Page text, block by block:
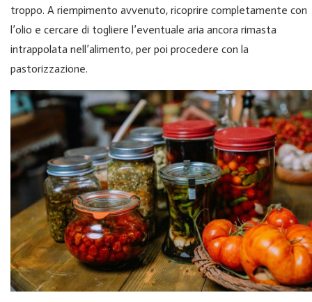
troppo. A riempimento avvenuto, ricoprire completamente con
l’olio e cercare di togliere l’eventuale aria ancora rimasta
intrappolata nell’alimento, per poi procedere con la
pastorizzazione.